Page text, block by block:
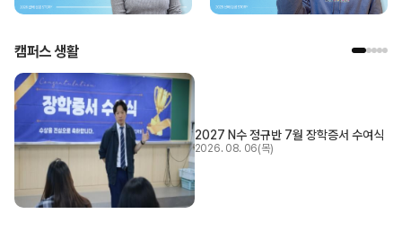
캠퍼스 생활
2027 N수 정규반 7월 장학증서 수여식
2026. 08. 06(목)